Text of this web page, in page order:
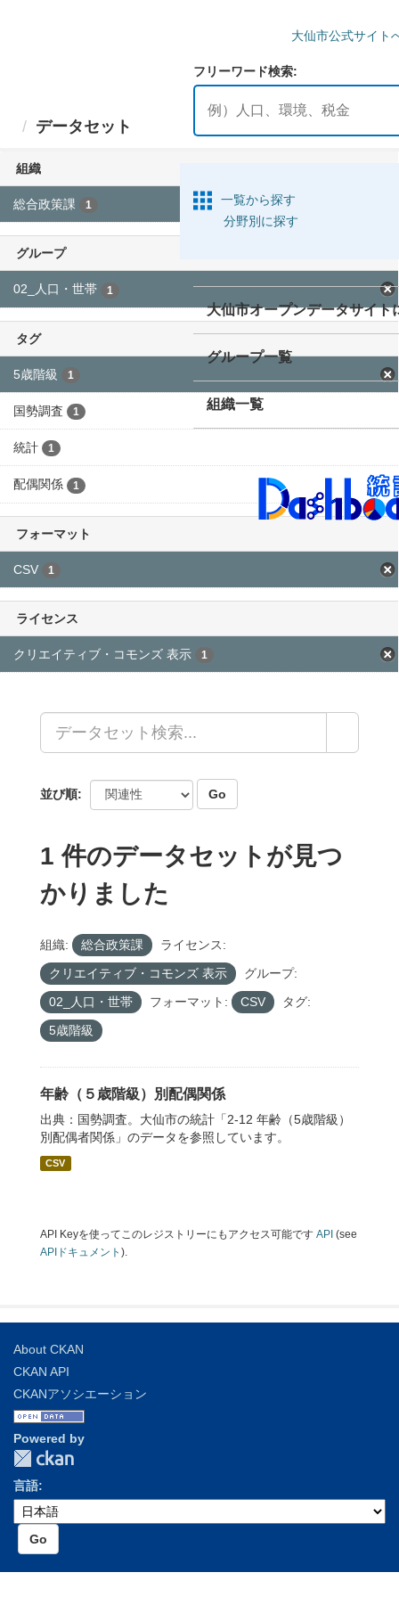
大仙市公式
一覧から探す
大仙市オープンデータ
グループ一覧
組織一覧
データセット
組織
総合政策課 1
グループ
02_人口・世帯 1
タグ
5歳階級 1
国勢調査 1
統計 1
配偶関係 1
フォーマット
CSV 1
ライセンス
クリエイティブ・コモンズ 表示 1
並び順 Go
1 件のデータセットが見つ
かりました
組織: 総合政策課
ライセンス:
クリエイティブ・コモンズ 表示
グループ:
02_人口・世帯
フォーマット: CSV
タグ:
5歳階級
年齢（５歳階級）別配偶関係
出典：国勢調査。大仙市の統計「2-12 年齢（5歳階級）
別配偶者関係」のデータを参照しています。
CSV
API Keyを使ってこのレジストリーにもアクセス可能です API (see
APIドキュメント ).
About CKAN
CKAN API
CKANアソシエーション
Powered by
言語
Go